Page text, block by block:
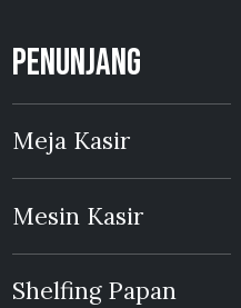
PENUNJANG
Meja Kasir
Mesin Kasir
Shelfing Papan